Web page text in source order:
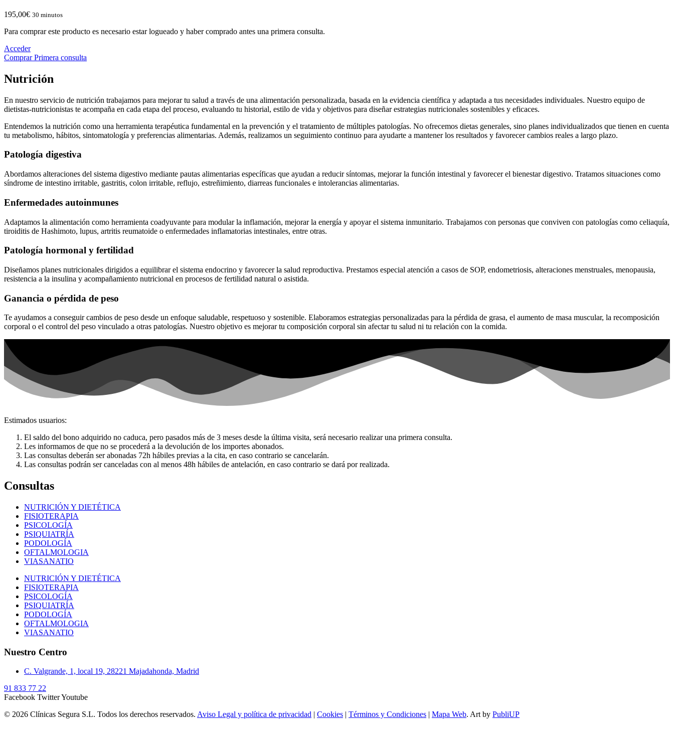
195,00€ 30 minutos
Para comprar este producto es necesario estar logueado y haber comprado antes una primera consulta.
Acceder
Comprar Primera consulta
Nutrición
En nuestro servicio de nutrición trabajamos para mejorar tu salud a través de una alimentación personalizada, basada en la evidencia científica y adaptada a tus necesidades individuales. Nuestro equipo de
dietistas-nutricionistas te acompaña en cada etapa del proceso, evaluando tu historial, estilo de vida y objetivos para diseñar estrategias nutricionales sostenibles y eficaces.
Entendemos la nutrición como una herramienta terapéutica fundamental en la prevención y el tratamiento de múltiples patologías. No ofrecemos dietas generales, sino planes individualizados que tienen en cuenta
tu metabolismo, hábitos, sintomatología y preferencias alimentarias. Además, realizamos un seguimiento continuo para ayudarte a mantener los resultados y favorecer cambios reales a largo plazo.
Patología digestiva
Abordamos alteraciones del sistema digestivo mediante pautas alimentarias específicas que ayudan a reducir síntomas, mejorar la función intestinal y favorecer el bienestar digestivo. Tratamos situaciones como
síndrome de intestino irritable, gastritis, colon irritable, reflujo, estreñimiento, diarreas funcionales e intolerancias alimentarias.
Enfermedades autoinmunes
Adaptamos la alimentación como herramienta coadyuvante para modular la inflamación, mejorar la energía y apoyar el sistema inmunitario. Trabajamos con personas que conviven con patologías como celiaquía,
tiroiditis de Hashimoto, lupus, artritis reumatoide o enfermedades inflamatorias intestinales, entre otras.
Patología hormonal y fertilidad
Diseñamos planes nutricionales dirigidos a equilibrar el sistema endocrino y favorecer la salud reproductiva. Prestamos especial atención a casos de SOP, endometriosis, alteraciones menstruales, menopausia,
resistencia a la insulina y acompañamiento nutricional en procesos de fertilidad natural o asistida.
Ganancia o pérdida de peso
Te ayudamos a conseguir cambios de peso desde un enfoque saludable, respetuoso y sostenible. Elaboramos estrategias personalizadas para la pérdida de grasa, el aumento de masa muscular, la recomposición
corporal o el control del peso vinculado a otras patologías. Nuestro objetivo es mejorar tu composición corporal sin afectar tu salud ni tu relación con la comida.
Estimados usuarios:
El saldo del bono adquirido no caduca, pero pasados más de 3 meses desde la última visita, será necesario realizar una primera consulta.
Les informamos de que no se procederá a la devolución de los importes abonados.
Las consultas deberán ser abonadas 72h hábiles previas a la cita, en caso contrario se cancelarán.
Las consultas podrán ser canceladas con al menos 48h hábiles de antelación, en caso contrario se dará por realizada.
Consultas
NUTRICIÓN Y DIETÉTICA
FISIOTERAPIA
PSICOLOGÍA
PSIQUIATRÍA
PODOLOGÍA
OFTALMOLOGIA
VIASANATIO
NUTRICIÓN Y DIETÉTICA
FISIOTERAPIA
PSICOLOGÍA
PSIQUIATRÍA
PODOLOGÍA
OFTALMOLOGIA
VIASANATIO
Nuestro Centro
C. Valgrande, 1, local 19, 28221 Majadahonda, Madrid
91 833 77 22
Facebook TwitterYoutube
© 2026 Clínicas Segura S.L. Todos los derechos reservados. Aviso Legal y política de privacidad | Cookies | Términos y Condiciones | Mapa Web. Art by PubliUP